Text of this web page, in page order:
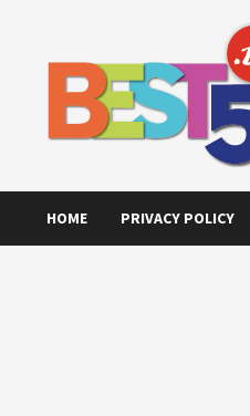
HOME PRIVACY POLICY